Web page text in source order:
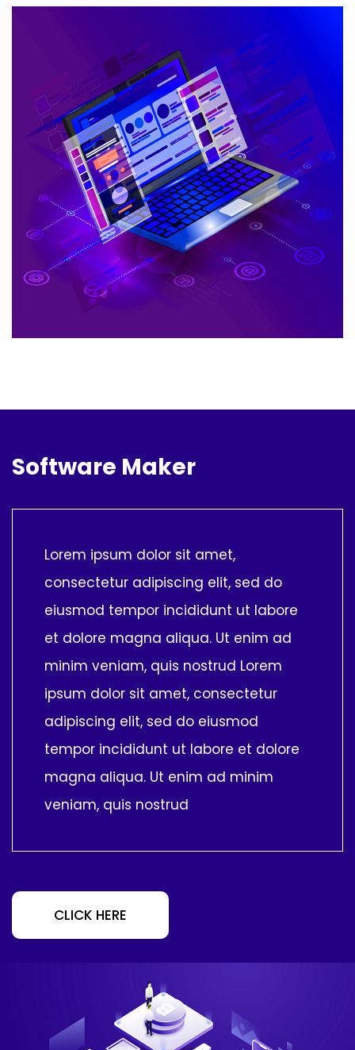
Software Maker
Lorem ipsum dolor sit amet,
consectetur adipiscing elit, sed do
eiusmod tempor incididunt ut labore
et dolore magna aliqua. Ut enim ad
minim veniam, quis nostrud Lorem
ipsum dolor sit amet, consectetur
adipiscing elit, sed do eiusmod
tempor incididunt ut labore et dolore
magna aliqua. Ut enim ad minim
veniam, quis nostrud
CLICK HERE